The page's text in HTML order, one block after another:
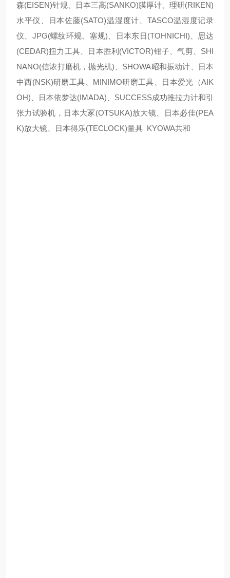
森(EISEN)针规、日本三高(SANKO)膜厚计、理研(RIKEN)
水平仪、日本佐藤(SATO)温湿度计、TASCO温湿度记录
仪、JPG(螺纹环规、塞规)、日本东日(TOHNICHI)、思达
(CEDAR)扭力工具、日本胜利(VICTOR)钳子、气剪、SHI
NANO(信浓打磨机，抛光机)、SHOWA昭和振动计、日本
中西(NSK)研磨工具、MINIMO研磨工具、日本爱光（AIK
OH)、日本依梦达(IMADA)、SUCCESS成功推拉力计和引
张力试验机，日本大冢(OTSUKA)放大镜、日本必佳(PEA
K)放大镜、日本得乐(TECLOCK)量具 KYOWA共和